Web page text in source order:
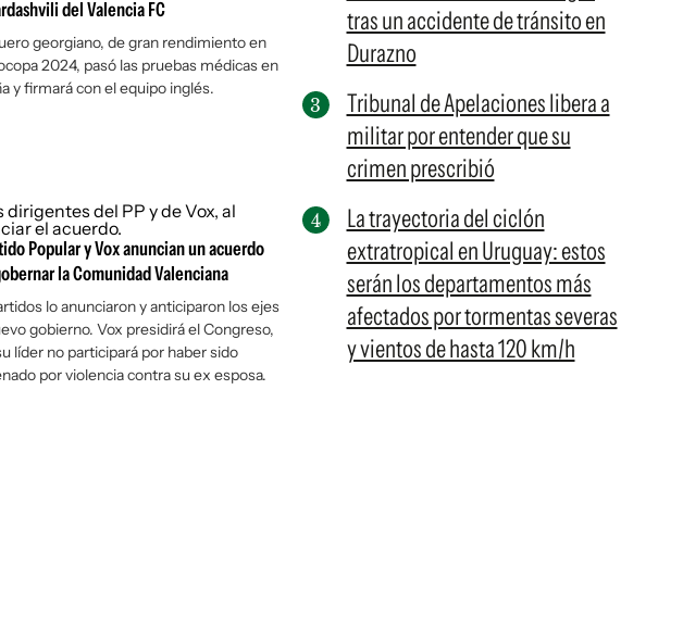
del Valencia FC
georgiano, de gran rendimiento en
2024, pasó las pruebas médicas en
y firmará con el equipo inglés.
Popular y Vox anuncian un acuerdo
la Comunidad Valenciana
lo anunciaron y anticiparon los ejes
gobierno. Vox presidirá el Congreso,
líder no participará por haber sido
por violencia contra su ex esposa.
tras un accidente de tránsito en
Durazno
Tribunal de Apelaciones libera a
militar por entender que su
crimen prescribió
La trayectoria del ciclón
extratropical en Uruguay: estos
serán los departamentos más
afectados por tormentas severas
y vientos de hasta 120 km/h